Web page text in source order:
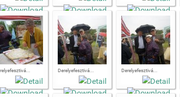
Derelyefesztivá... Derelyefesztivá...